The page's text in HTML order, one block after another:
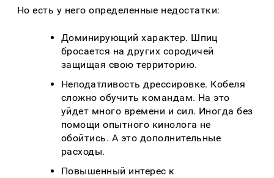
Но есть у него определенные недостатки:
Доминирующий характер. Шпиц
бросается на других сородичей
защищая свою территорию.
Неподатливость дрессировке. Кобеля
сложно обучить командам. На это
уйдет много времени и сил. Иногда без
помощи опытного кинолога не
обойтись. А это дополнительные
расходы.
Повышенный интерес к